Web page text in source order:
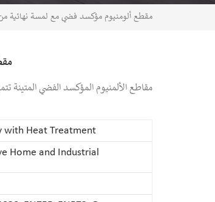
مقطع ألومنيوم مؤكسد فضي مع لمسة نهائية من
مقاطع الألمنيوم المؤكسد الفضي المتينة
with Heat Treatment
Home and Industrial